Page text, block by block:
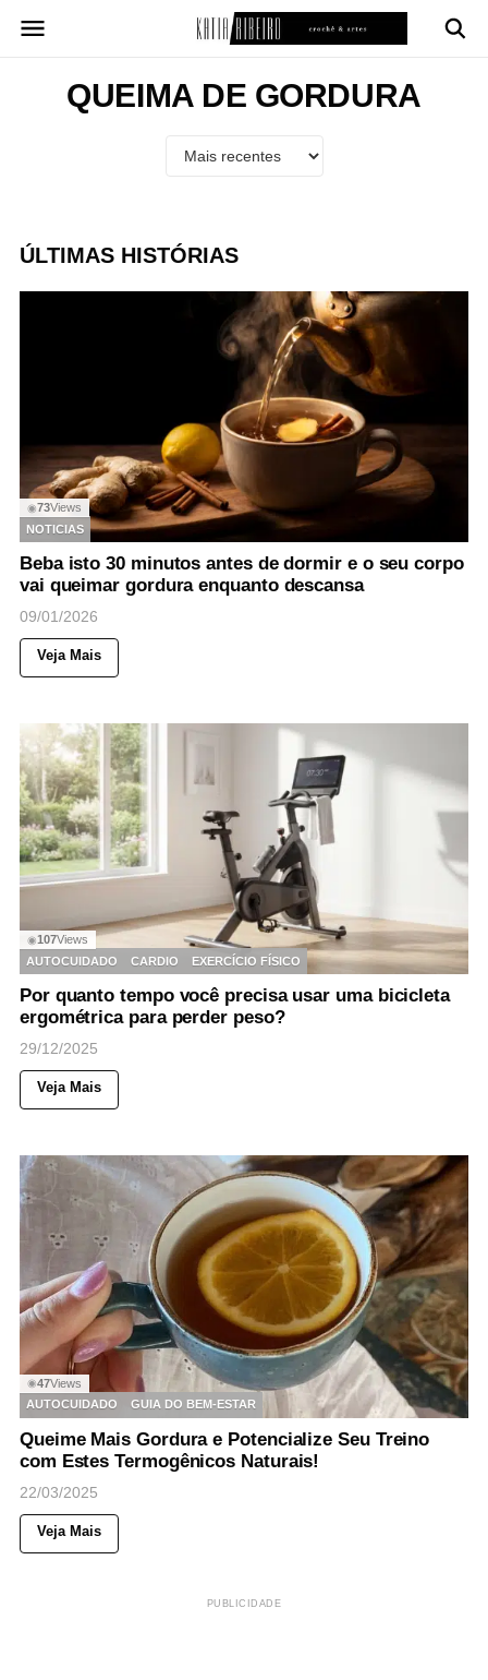
para
conteúdoQUEIMA DE GORDURA
ÚLTIMAS HISTÓRIAS
◉73Views
NOTICIAS
Beba isto 30 minutos antes de dormir e o seu corpo
vai queimar gordura enquanto descansa
09/01/2026
Veja Mais
◉107Views
AUTOCUIDADO
CARDIO EXERCÍCIO FÍSICO
Por quanto tempo você precisa usar uma bicicleta
ergométrica para perder peso?
29/12/2025
Veja Mais
◉47Views
AUTOCUIDADO
GUIA DO BEM-ESTAR
Queime Mais Gordura e Potencialize Seu Treino
com Estes Termogênicos Naturais!
22/03/2025
Veja Mais
PUBLICIDADE